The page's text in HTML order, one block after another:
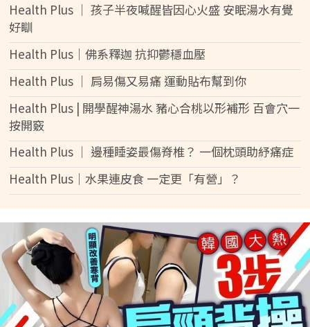
Health Plus │ 孩子半夜喊醒皆因心火盛 安眠湯水有覺
好瞓
Health Plus│佛系釋迦 抗抑鬱穩血壓
Health Plus │ 肩易傷又易痛 運動貼布幫到你
Health Plus | 開學醒神湯水 豬心合桃以形補形 百會穴一
按開竅
Health Plus │ 邊種睡姿最傷脊椎？ 一個枕頭助紓痛症
Health Plus│水果連皮食 一定更「有營」？